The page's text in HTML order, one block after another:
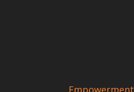
Empowerment